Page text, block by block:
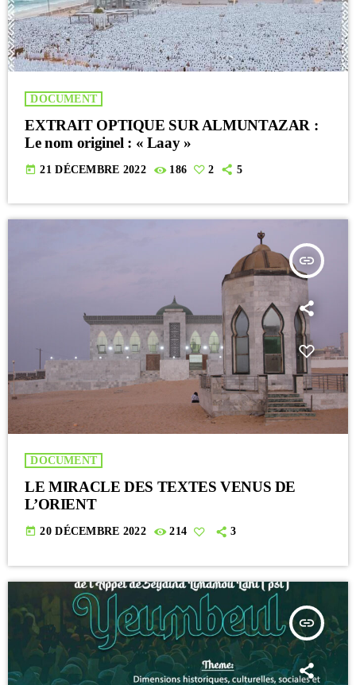
DOCUMENT
EXTRAIT OPTIQUE SUR ALMUNTAZAR :
Le nom originel : « Laay »
today 21 DÉCEMBRE 2022 186 2 5
insert_link
DOCUMENT
LE MIRACLE DES TEXTES VENUS DE
L’ORIENT
today 20 DÉCEMBRE 2022 214 3
insert_link